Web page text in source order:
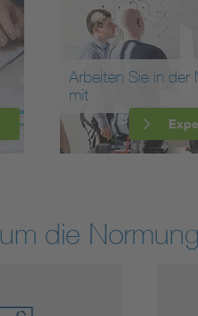
Arbeiten Sie in der
mit
die Normung